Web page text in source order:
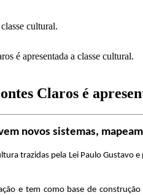
cultural.
Claros é
novos sistemas,
trazidas pela Lei Paulo Gustavo
e tem como base de